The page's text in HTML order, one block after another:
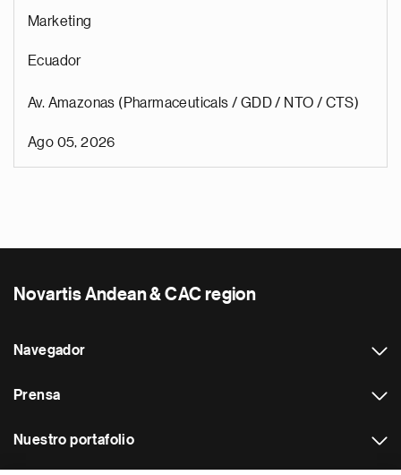
Marketing
Ecuador
Av. Amazonas (Pharmaceuticals / GDD / NTO / CTS)
Ago 05, 2026
Novartis Andean & CAC region
Navegador
Prensa
Nuestro portafolio